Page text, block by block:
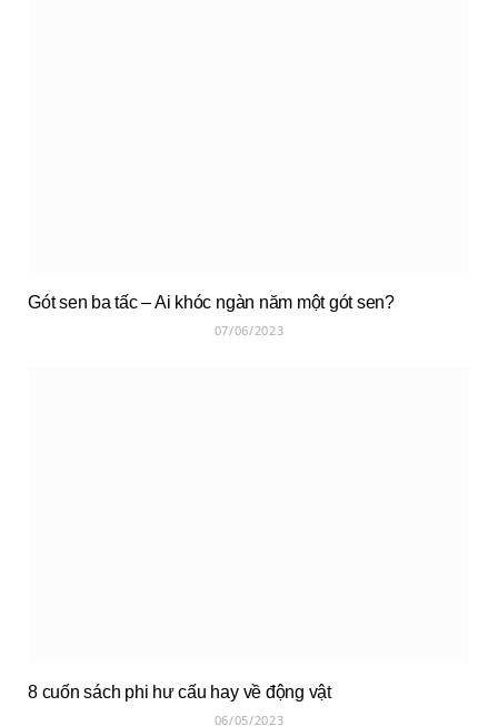
Gót sen ba tấc – Ai khóc ngàn năm một gót sen?
07/06/2023
8 cuốn sách phi hư cấu hay về động vật
06/05/2023